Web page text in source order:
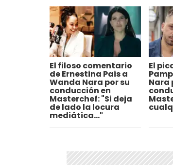
El filoso comentario
de Ernestina Pais a
Wanda Nara por su
conducción en
Masterchef: "Si deja
de lado la locura
mediática..."
El
Nara